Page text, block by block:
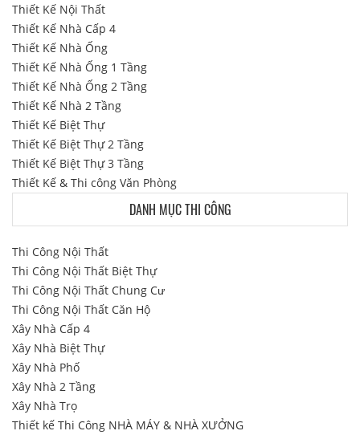
Thiết Kế Nội Thất
Thiết Kế Nhà Cấp 4
Thiết Kế Nhà Ống
Thiết Kế Nhà Ống 1 Tầng
Thiết Kế Nhà Ống 2 Tầng
Thiết Kế Nhà 2 Tầng
Thiết Kế Biệt Thự
Thiết Kế Biệt Thự 2 Tầng
Thiết Kế Biệt Thự 3 Tầng
Thiết Kế & Thi công Văn Phòng
DANH MỤC THI CÔNG
Thi Công Nội Thất
Thi Công Nội Thất Biệt Thự
Thi Công Nội Thất Chung Cư
Thi Công Nội Thất Căn Hộ
Xây Nhà Cấp 4
Xây Nhà Biệt Thự
Xây Nhà Phố
Xây Nhà 2 Tầng
Xây Nhà Trọ
Thiết kế Thi Công NHÀ MÁY & NHÀ XƯỞNG